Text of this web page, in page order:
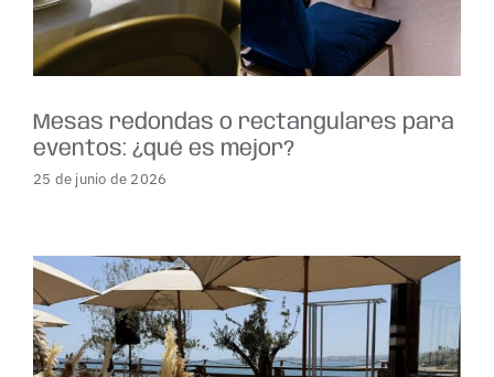
Mesas redondas o rectangulares para
eventos: ¿qué es mejor?
25 de junio de 2026